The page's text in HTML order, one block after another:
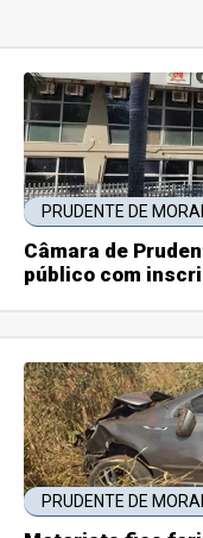
PRUDENTE DE
Câmara de
público com
PRUDENTE DE